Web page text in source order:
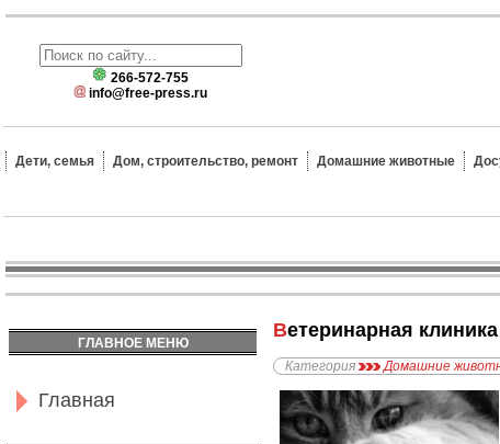
266-572-755
info@free-press.ru
Дети, семья Дом, строительство, ремонт Домашние животные
ГЛАВНОЕ МЕНЮ
Главная
Ветеринарная
Категория Домашние